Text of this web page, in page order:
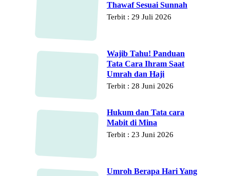
Thawaf Sesuai Sunnah
Terbit : 29 Juli 2026
Wajib Tahu! Panduan
Tata Cara Ihram Saat
Umrah dan Haji
Terbit : 28 Juni 2026
Hukum dan Tata cara
Mabit di Mina
Terbit : 23 Juni 2026
Umroh Berapa Hari Yang